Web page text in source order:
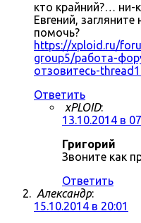
кто крайний?… ни-
Евгений,
помочь?
https://xploid.ru/
group5/работа-
отзовитесь-
Ответить
xPLOID:
13.10.2014 в
Григорий
Звоните как
Ответить
Александр:
15.10.2014 в 20:01